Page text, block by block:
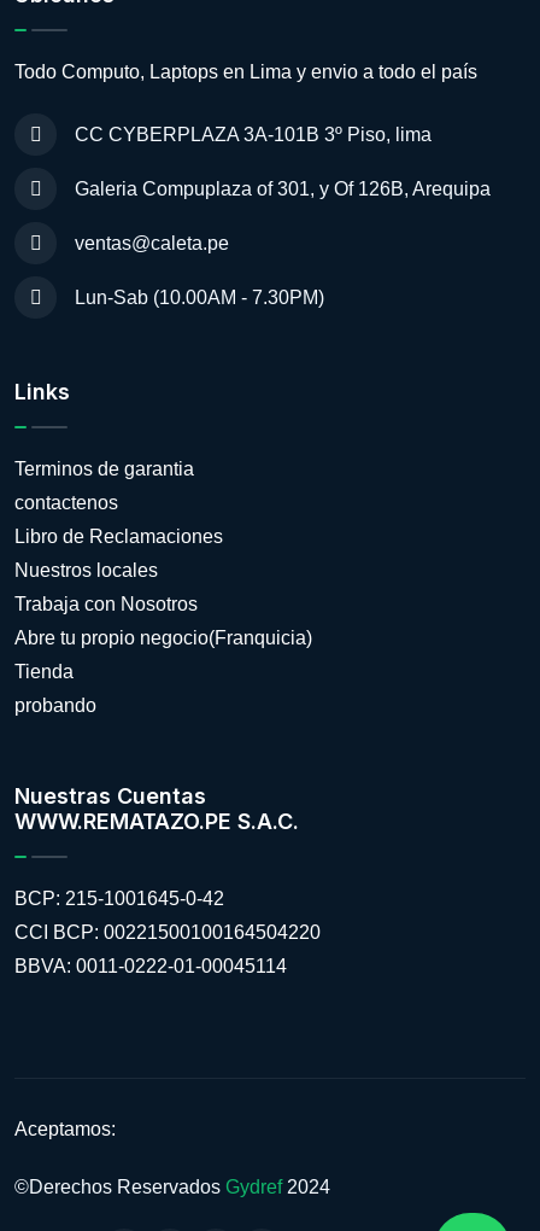
Todo Computo, Laptops en Lima y envio a todo el país
CC CYBERPLAZA 3A-101B 3º Piso, lima
Galeria Compuplaza of 301, y Of 126B, Arequipa
ventas@caleta.pe
Lun-Sab (10.00AM - 7.30PM)
Links
Terminos de garantia
contactenos
Libro de Reclamaciones
Nuestros locales
Trabaja con Nosotros
Abre tu propio negocio(Franquicia)
Tienda
probando
Nuestras Cuentas
WWW.REMATAZO.PE S.A.C.
BCP: 215-1001645-0-42
CCI BCP: 00221500100164504220
BBVA: 0011-0222-01-00045114
Aceptamos:
©Derechos Reservados Gydref 2024